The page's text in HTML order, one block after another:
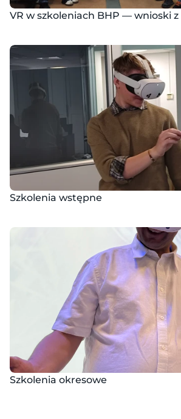
VR w szkoleniach BHP — wnioski z
Szkolenia wstępne
Szkolenia okresowe